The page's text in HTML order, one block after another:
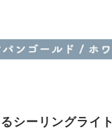
シーリングライト